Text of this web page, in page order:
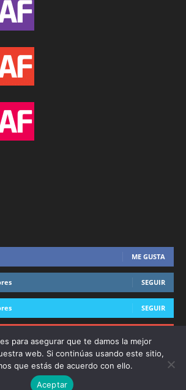
ME GUSTA
SEGUIR
SEGUIR
Reservados AFmedios 2021
para asegurar que te damos la mejor
web. Si continúas usando este sitio,
que estás de acuerdo con ello.
Aceptar